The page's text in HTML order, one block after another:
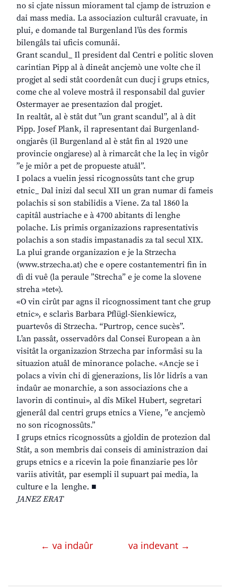
no si cjate nissun miorament tal cjamp de istruzion e
dai mass media. La associazion culturâl cravuate, in
plui, e domande tal Burgenland l’ûs des formis
bilengâls tai uficis comunâi.
Grant scandul_ Il president dal Centri e politic sloven
carintian Pipp al à dineât ancjemò une volte che il
progjet al sedi stât coordenât cun ducj i grups etnics,
come che al voleve mostrâ il responsabil dal guvier
Ostermayer ae presentazion dal progjet.
In realtât, al è stât dut ”un grant scandul”, al à dit
Pipp. Josef Plank, il rapresentant dai Burgenland-
ongjarês (il Burgenland al è stât fin al 1920 une
provincie ongjarese) al à rimarcât che la leç in vigôr
”e je miôr a pet de propueste atuâl”.
I polacs a vuelin jessi ricognossûts tant che grup
etnic_ Dal inizi dal secul XII un gran numar di fameis
polachis si son stabilidis a Viene. Za tal 1860 la
capitâl austriache e à 4700 abitants di lenghe
polache. Lis primis organizazions rapresentativis
polachis a son stadis impastanadis za tal secul XIX.
La plui grande organizazion e je la Strzecha
(www.strzecha.at) che e opere costantementri fin in
dì di vuê (la peraule ”Strecha” e je come la slovene
streha »tet«).
«O vin cirût par agns il ricognossiment tant che grup
etnic», e sclarìs Barbara Pflügl-Sienkiewicz,
puartevôs di Strzecha. “Purtrop, cence sucès”.
L’an passât, osservadôrs dal Consei European a àn
visitât la organizazion Strzecha par informâsi su la
situazion atuâl de minorance polache. «Ancje se i
polacs a vivin chi di gjenerazions, lis lôr lidrîs a van
indaûr ae monarchie, a son associazions che a
lavorin di continui», al dîs Mikel Hubert, segretari
gjenerâl dal centri grups etnics a Viene, ”e ancjemò
no son ricognossûts.”
I grups etnics ricognossûts a gjoldin de protezion dal
Stât, a son membris dai conseis di aministrazion dai
grups etnics e a ricevin la poie finanziarie pes lôr
variis ativitât, par esempli il supuart pai media, la
culture e la lenghe. ■
JANEZ ERAT
← va indaûr va indevant →